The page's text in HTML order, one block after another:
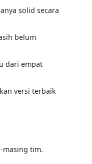
solid secara
belum
dari empat
versi terbaik
masing tim.